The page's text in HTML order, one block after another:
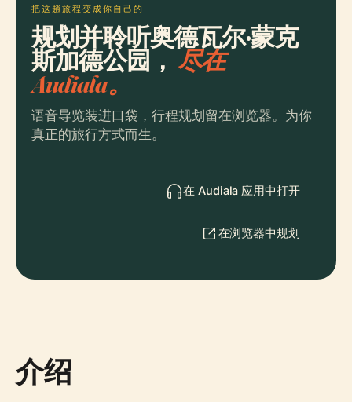
把这趟旅程变成你自己的
规划并聆听奥德瓦尔·蒙克
斯加德公园，尽在
Audiala。
语音导览装进口袋，行程规划留在浏览器。为你
真正的旅行方式而生。
在 Audiala 应用中打开
在浏览器中规划
介绍